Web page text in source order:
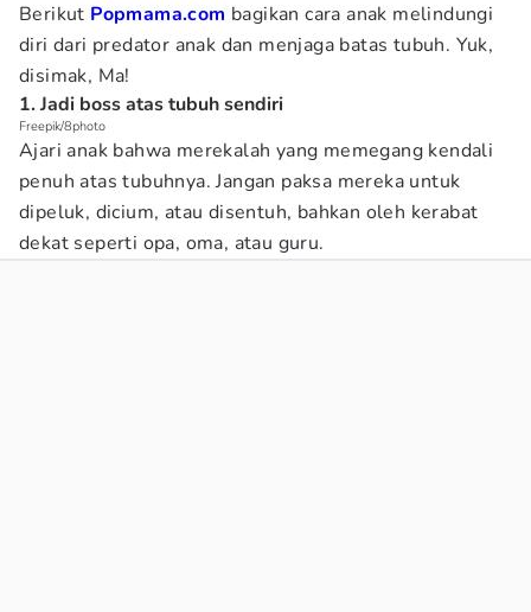
Berikut Popmama.com bagikan cara anak melindungi
diri dari predator anak dan menjaga batas tubuh. Yuk,
disimak, Ma!
1. Jadi boss atas tubuh sendiri
Freepik/8photo
Ajari anak bahwa merekalah yang memegang kendali
penuh atas tubuhnya. Jangan paksa mereka untuk
dipeluk, dicium, atau disentuh, bahkan oleh kerabat
dekat seperti opa, oma, atau guru.